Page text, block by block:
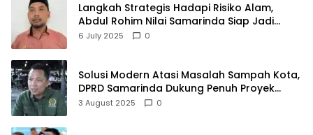
Langkah Strategis Hadapi Risiko Alam,
Abdul Rohim Nilai Samarinda Siap Jadi
Pusat Logistik Bencana Kalimantan
6 July 2025 0
Solusi Modern Atasi Masalah Sampah Kota,
DPRD Samarinda Dukung Penuh Proyek
PLTSA
3 August 2025 0